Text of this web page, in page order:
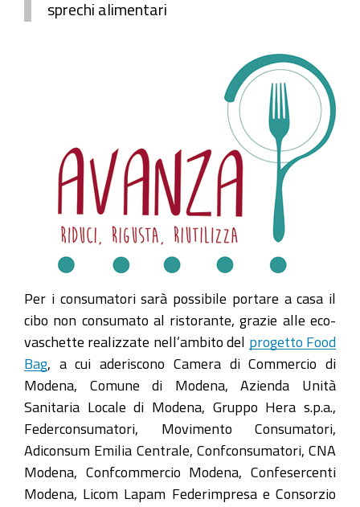
sprechi alimentari
Per i consumatori sarà possibile portare a casa il
cibo non consumato al ristorante, grazie alle eco-
vaschette realizzate nell’ambito del progetto Food
Bag , a cui aderiscono Camera di Commercio di
Modena, Comune di Modena, Azienda Unità
Sanitaria Locale di Modena, Gruppo Hera s.p.a.,
Federconsumatori, Movimento Consumatori,
Adiconsum Emilia Centrale, Confconsumatori, CNA
Modena, Confcommercio Modena, Confesercenti
Modena, Licom Lapam Federimpresa e Consorzio